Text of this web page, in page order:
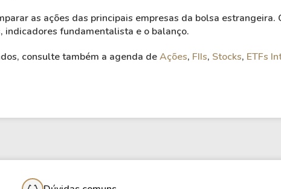
as ações das principais empresas da bolsa estrangeira.
fundamentalista e o balanço.
consulte também a agenda deAções, FIIs, Stocks, ETFs